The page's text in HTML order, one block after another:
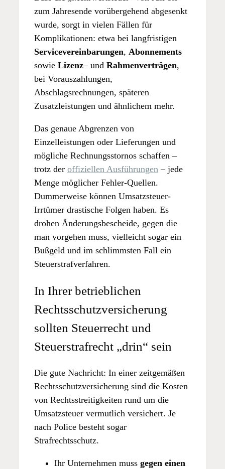
zum Jahresende vorübergehend abgesenkt
wurde, sorgt in vielen Fällen für
Komplikationen: etwa bei langfristigen
Servicevereinbarungen, Abonnements
sowie Lizenz– und Rahmenverträgen,
bei Vorauszahlungen,
Abschlagsrechnungen, späteren
Zusatzleistungen und ähnlichem mehr.
Das genaue Abgrenzen von
Einzelleistungen oder Lieferungen und
mögliche Rechnungsstornos schaffen –
trotz der offiziellen Ausführungen – jede
Menge möglicher Fehler-Quellen.
Dummerweise können Umsatzsteuer-
Irrtümer drastische Folgen haben. Es
drohen Änderungsbescheide, gegen die
man vorgehen muss, vielleicht sogar ein
Bußgeld und im schlimmsten Fall ein
Steuerstrafverfahren.
In Ihrer betrieblichen
Rechtsschutzversicherung
sollten Steuerrecht und
Steuerstrafrecht „drin“ sein
Die gute Nachricht: In einer zeitgemäßen
Rechtsschutzversicherung sind die Kosten
von Rechtsstreitigkeiten rund um die
Umsatzsteuer vermutlich versichert. Je
nach Police besteht sogar
Strafrechtsschutz.
Ihr Unternehmen muss gegen einen